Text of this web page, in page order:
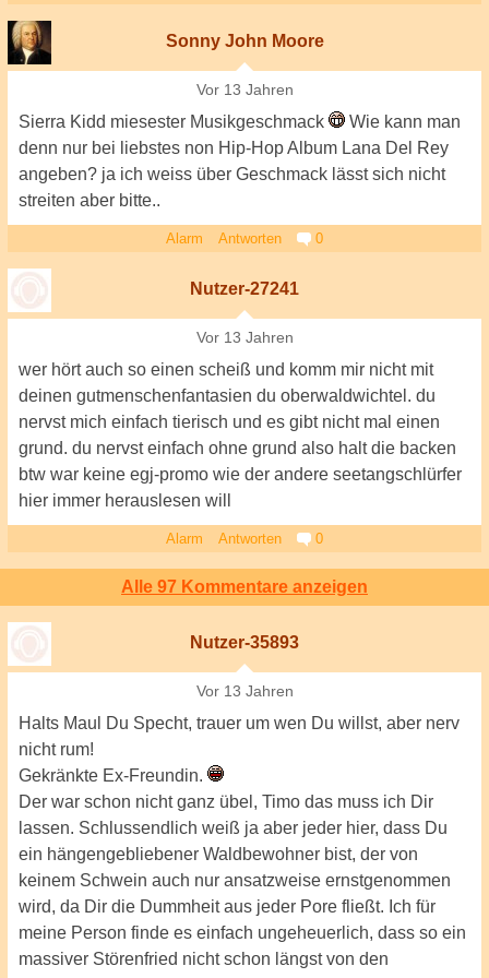
Sonny John Moore
Vor 13 Jahren
Sierra Kidd miesester Musikgeschmack
Wie kann man
denn nur bei liebstes non Hip-Hop Album Lana Del Rey
angeben? ja ich weiss über Geschmack lässt sich nicht
streiten aber bitte..
Alarm Antworten 0
Nutzer-27241
Vor 13 Jahren
wer hört auch so einen scheiß und komm mir nicht mit
deinen gutmenschenfantasien du oberwaldwichtel. du
nervst mich einfach tierisch und es gibt nicht mal einen
grund. du nervst einfach ohne grund also halt die backen
btw war keine egj-promo wie der andere seetangschlürfer
hier immer herauslesen will
Alarm Antworten 0
Alle 97 Kommentare anzeigen
Nutzer-35893
Vor 13 Jahren
Halts Maul Du Specht, trauer um wen Du willst, aber nerv
nicht rum!
Gekränkte Ex-Freundin.
Der war schon nicht ganz übel, Timo das muss ich Dir
lassen. Schlussendlich weiß ja aber jeder hier, dass Du
ein hängengebliebener Waldbewohner bist, der von
keinem Schwein auch nur ansatzweise ernstgenommen
wird, da Dir die Dummheit aus jeder Pore fließt. Ich für
meine Person finde es einfach ungeheuerlich, dass so ein
massiver Störenfried nicht schon längst von den